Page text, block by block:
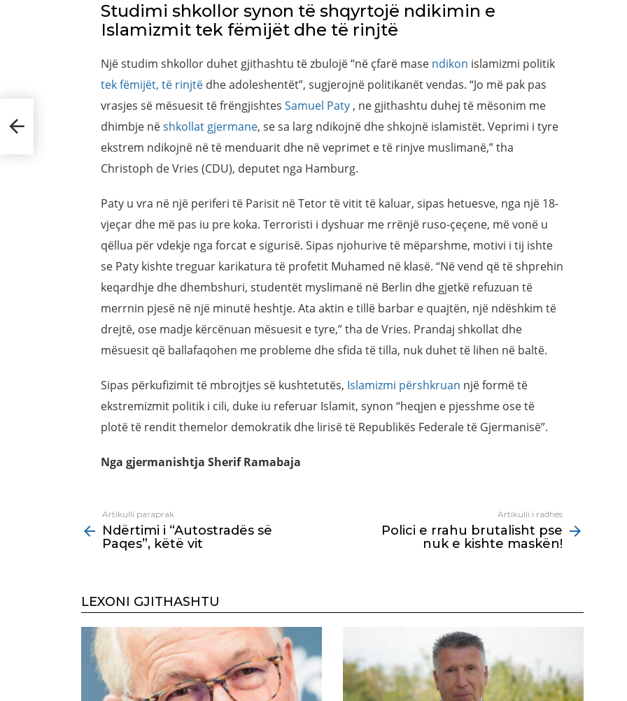
Studimi shkollor synon të shqyrtojë ndikimin e
Islamizmit tek fëmijët dhe të rinjtë
Një studim shkollor duhet gjithashtu të zbulojë “në çfarë mase ndikon islamizmi politik
tek fëmijët, të rinjtë dhe adoleshentët”, sugjerojnë politikanët vendas. “Jo më pak pas
vrasjes së mësuesit të frëngjishtes Samuel Paty, ne gjithashtu duhej të mësonim me
dhimbje nëshkollat gjermane, se sa larg ndikojnë dhe shkojnë islamistët. Veprimi i tyre
ekstrem ndikojnë në të menduarit dhe në veprimet e të rinjve muslimanë,” tha
Christoph de Vries (CDU), deputet nga Hamburg.
Paty u vra në një periferi të Parisit në Tetor të vitit të kaluar, sipas hetuesve, nga një 18-
vjeçar dhe më pas iu pre koka. Terroristi i dyshuar me rrënjë ruso-çeçene, më vonë u
qëllua për vdekje nga forcat e sigurisë. Sipas njohurive të mëparshme, motivi i tij ishte
se Paty kishte treguar karikatura të profetit Muhamed në klasë. “Në vend që të shprehin
keqardhje dhe dhembshuri, studentët myslimanë në Berlin dhe gjetkë refuzuan të
merrnin pjesë në një minutë heshtje. Ata aktin e tillë barbar e quajtën, një ndëshkim të
drejtë, ose madje kërcënuan mësuesit e tyre,” tha de Vries. Prandaj shkollat dhe
mësuesit që ballafaqohen me probleme dhe sfida të tilla, nuk duhet të lihen në baltë.
Sipas përkufizimit të mbrojtjes së kushtetutës, Islamizmi përshkruan një formë të
ekstremizmit politik i cili, duke iu referuar Islamit, synon “heqjen e pjesshme ose të
plotë të rendit themelor demokratik dhe lirisë të Republikës Federale të Gjermanisë”.
Nga gjermanishtja Sherif Ramabaja
more
Artikulli paraprak
Ndërtimi i “Autostradës së
Paqes”, këtë vit
Artikulli i radhës
Polici e rrahu brutalisht pse
nuk e kishte maskën!
LEXONI GJITHASHTU